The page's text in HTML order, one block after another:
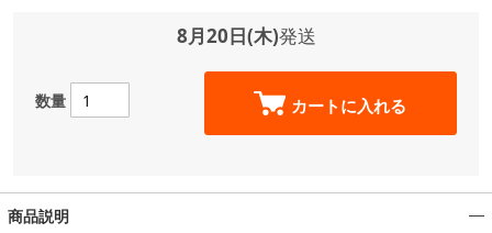
8月20日(木)発送
数量 カートに入れる
商品説明